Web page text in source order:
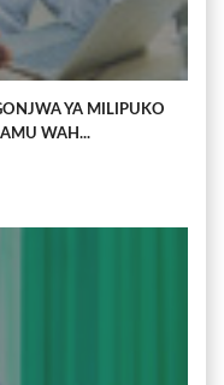
YA MILIPUKO
WAH...